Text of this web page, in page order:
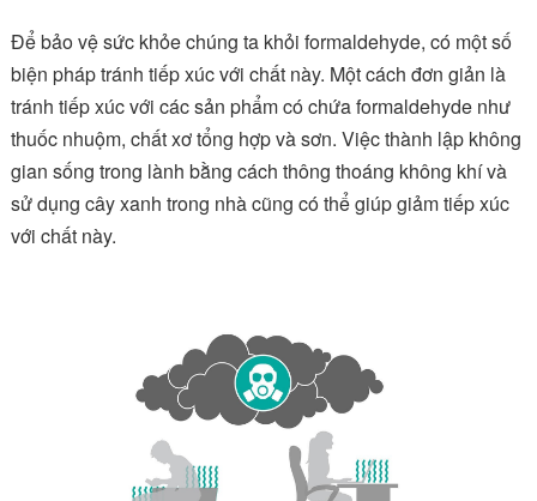
Để bảo vệ sức khỏe chúng ta khỏi formaldehyde, có một số
biện pháp tránh tiếp xúc với chất này. Một cách đơn giản là
tránh tiếp xúc với các sản phẩm có chứa formaldehyde như
thuốc nhuộm, chất xơ tổng hợp và sơn. Việc thành lập không
gian sống trong lành bằng cách thông thoáng không khí và
sử dụng cây xanh trong nhà cũng có thể giúp giảm tiếp xúc
với chất này.